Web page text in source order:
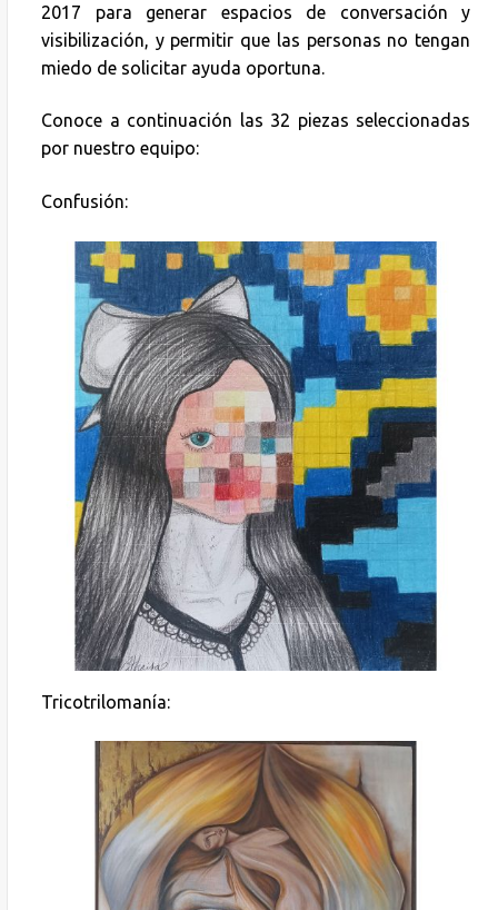
2017 para generar espacios de conversación y
visibilización, y permitir que las personas no tengan
miedo de solicitar ayuda oportuna.
Conoce a continuación las 32 piezas seleccionadas
por nuestro equipo:
Confusión:
Tricotrilomanía: